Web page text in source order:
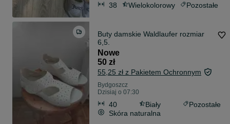
38 Wielokolorowy Pozostałe
Buty damskie Waldlaufer rozmiar
6,5.
Nowe
50 zł
55,25 zł z Pakietem Ochronnym
Bydgoszcz
Dzisiaj o 07:30
40 Biały
Pozostałe
Skóra naturalna